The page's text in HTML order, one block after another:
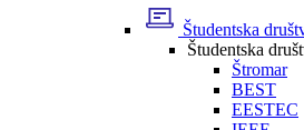
Študentska
Študentska
Štromar
BEST
EESTEC